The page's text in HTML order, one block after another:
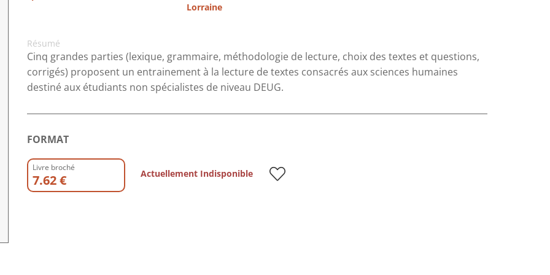
Lorraine
Résumé
Cinq grandes parties (lexique, grammaire, méthodologie de lecture, choix des textes et questions,
corrigés) proposent un entrainement à la lecture de textes consacrés aux sciences humaines
destiné aux étudiants non spécialistes de niveau DEUG.
FORMAT
Livre broché
7.62 € Actuellement Indisponible